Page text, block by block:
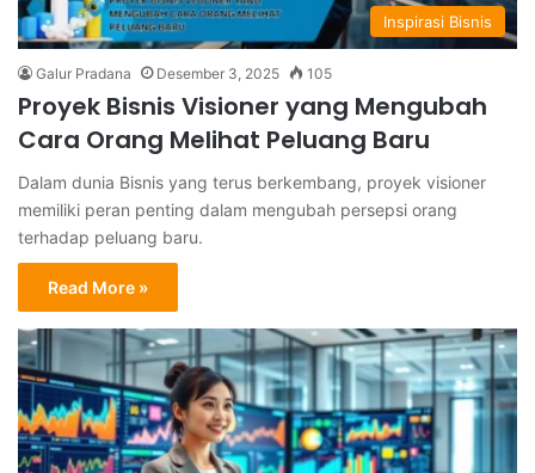
Inspirasi Bisnis
Galur Pradana Desember 3, 2025 105
Proyek Bisnis Visioner yang Mengubah
Cara Orang Melihat Peluang Baru
Dalam dunia Bisnis yang terus berkembang, proyek visioner
memiliki peran penting dalam mengubah persepsi orang
terhadap peluang baru.
Read More »